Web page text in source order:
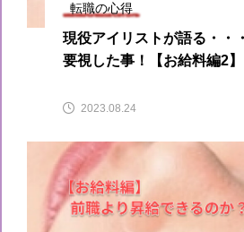
転職の心得
現役アイリストが語る・・
要視した事！【お給料編2】
2023.08.24